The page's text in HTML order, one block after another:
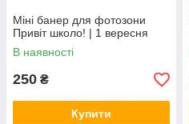
Міні банер для фотозони
Привіт школо! | 1 вересня
В наявності
250 ₴
Купити